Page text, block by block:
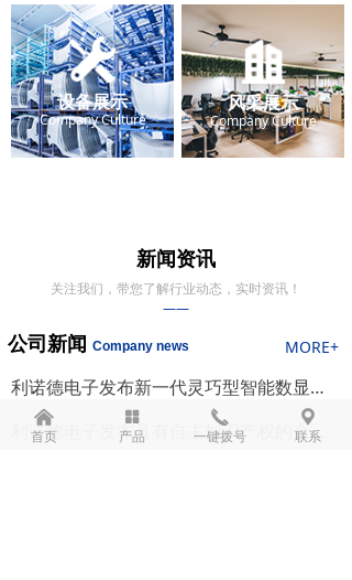
设备展示
Company Culture
风采展示
Company Culture
新闻资讯
关注我们，带您了解行业动态，实时资讯！
——
公司新闻 Company news MORE+
利诺德电子发布新一代灵巧型智能数显压力/温度开关
利诺德电子发布具有自主知识产权的全新hart协议通信调制解调器TS04
낀
首页
넒
产品
끅
一键拨号
끇
联系